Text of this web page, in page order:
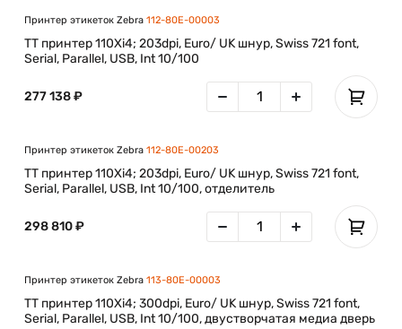
Функция автоматической конфигурации
принтера
серверную инфраструктуру – Вы сможете в
автоматическом режиме применять заданные
конфигурации, включая файлы, форматы, графические
изображения и встроенные программные средства.
Теперь меню могyт содержать только заданные
пользователем наименования.
Принтер этикеток Zebra 112-80E-00003
TT принтер 110Xi4; 203dpi, Euro/ UK шнур, Swiss 721 font,
Serial, Parallel, USB, Int 10/100
277 138 ₽
Принтер этикеток Zebra 112-80E-00203
TT принтер 110Xi4; 203dpi, Euro/ UK шнур, Swiss 721 font,
Serial, Parallel, USB, Int 10/100, отделитель
298 810 ₽
Принтер этикеток Zebra 113-80E-00003
TT принтер 110Xi4; 300dpi, Euro/ UK шнур, Swiss 721 font,
Serial, Parallel, USB, Int 10/100, двустворчатая медиа дверь